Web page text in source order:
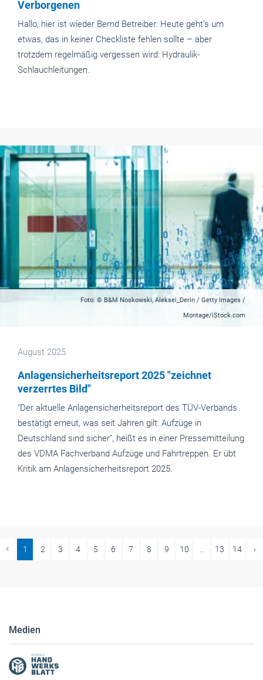
Verborgenen
Hallo, hier ist wieder Bernd Betreiber. Heute geht’s um
etwas, das in keiner Checkliste fehlen sollte – aber
trotzdem regelmäßig vergessen wird: Hydraulik-
Schlauchleitungen.
Foto: © B&M Noskowski, Aleksei_Derin / Getty Images /
Montage/iStock.com
August 2025
Anlagensicherheitsreport 2025 "zeichnet
verzerrtes Bild"
"Der aktuelle Anlagensicherheitsreport des TÜV-Verbands
bestätigt erneut, was seit Jahren gilt: Aufzüge in
Deutschland sind sicher", heißt es in einer Pressemitteilung
des VDMA Fachverband Aufzüge und Fahrtreppen. Er übt
Kritik am Anlagensicherheitsreport 2025.
1 2 3 4 5 6 7 8 9 10 13 14 ›
Medien